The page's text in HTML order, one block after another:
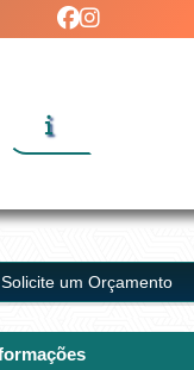
Solicite um Orçamento